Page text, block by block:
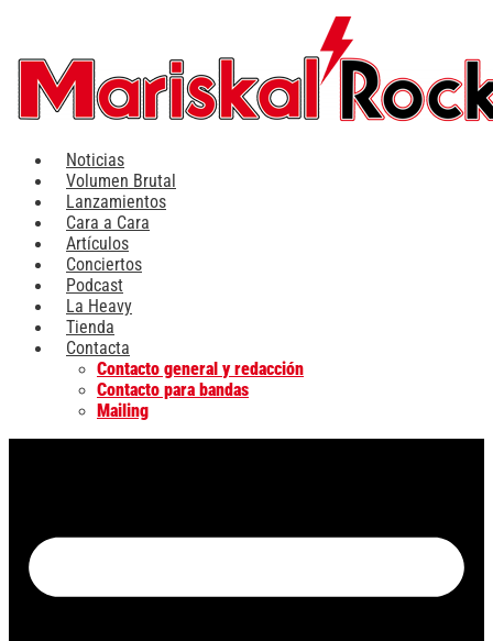
contenido
Noticias
Volumen Brutal
Lanzamientos
Cara a Cara
Artículos
Conciertos
Podcast
La Heavy
Tienda
Contacta
Contacto general y redacción
Contacto para bandas
Mailing